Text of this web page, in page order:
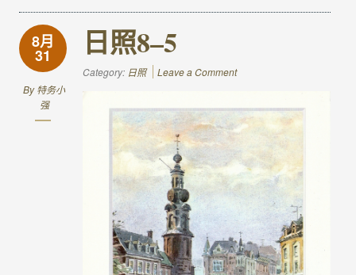
8月
31
By特务小
强
日照8–5
Category: 日照 Leave a Comment